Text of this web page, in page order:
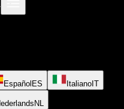
Español ES Italiano IT
NL